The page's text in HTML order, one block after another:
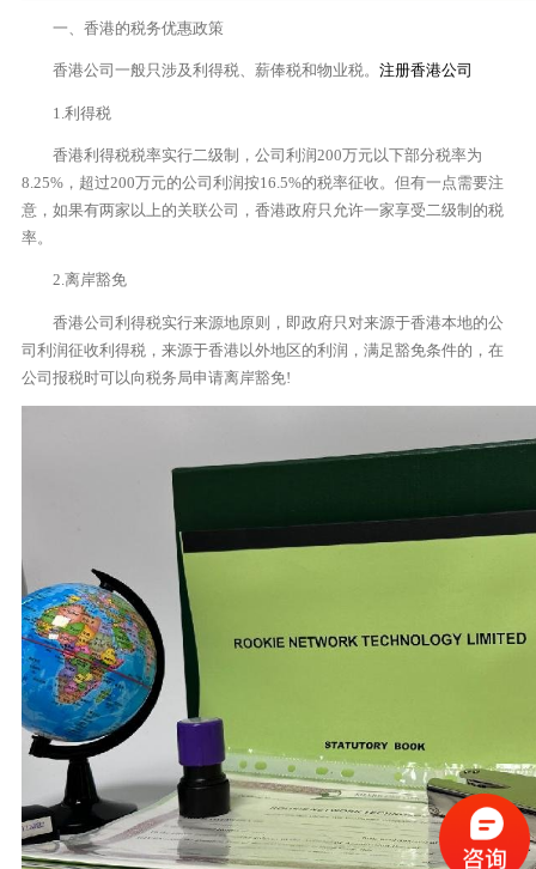
一、香港的税务优惠政策
香港公司一般只涉及利得税、薪俸税和物业税。 注册香港公司
1.利得税
香港利得税税率实行二级制，公司利润200万元以下部分税率为
8.25%，超过200万元的公司利润按16.5%的税率征收。但有一点需要注
意，如果有两家以上的关联公司，香港政府只允许一家享受二级制的税
率。
2.离岸豁免
香港公司利得税实行来源地原则，即政府只对来源于香港本地的公
司利润征收利得税，来源于香港以外地区的利润，满足豁免条件的，在
公司报税时可以向税务局申请离岸豁免!